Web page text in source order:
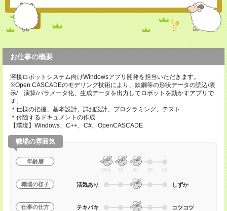
お仕事の概要
溶接ロボットシステム向けWindowsアプリ開発を担当いただきます。
※Open CASCADEのモデリング技術により、鉄鋼等の形状データの読込/表
示/ 演算/パラメータ化、生成データを出力してロボットを動かすアプリで
す。
＊仕様の把握、基本設計、詳細設計、プログラミング、テスト
＊付随するドキュメントの作成
【環境】Windows、C++、C#、OpenCASCADE
職場の雰囲気
年齢層
20代 30 40 50 60
職場の様子 活気あり しずか
仕事の仕方 テキパキ コツコツ